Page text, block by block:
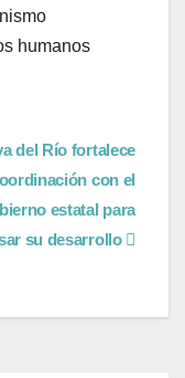
humanos
del Río fortalece
con el
estatal para
su desarrollo